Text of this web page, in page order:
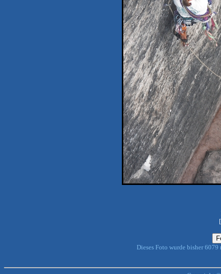
Dieses Foto wurde bisher